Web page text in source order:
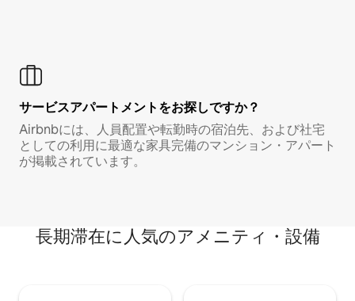
サービスアパートメントをお探しですか？
Airbnbには、人員配置や転勤時の宿泊先、および社宅
としての利用に最適な家具完備のマンション・アパート
が掲載されています。
長期滞在に人気のアメニティ・設備